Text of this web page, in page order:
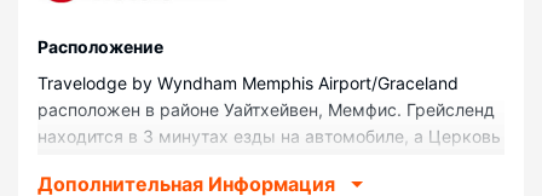
Pасположение
Travelodge by Wyndham Memphis Airport/Graceland
расположен в районе Уайтхейвен, Мемфис. Грейсленд
находится в 3 минутах езды на автомобиле, а Церковь
Отель — вариант с прекрасным расположением:
Дополнительная Информация